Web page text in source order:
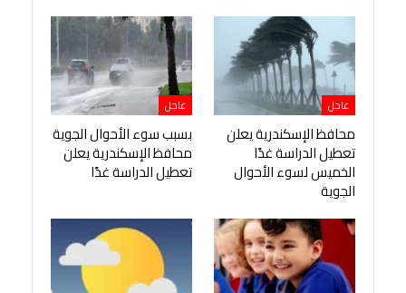
عاجل
محافظ الإسكندرية يعلن
تعطيل الدراسة غدًا
الخميس لسوء الأحوال
الجوية
عاجل
بسبب سوء الأحوال الجوية
محافظ الإسكندرية يعلن
تعطيل الدراسة غدًا